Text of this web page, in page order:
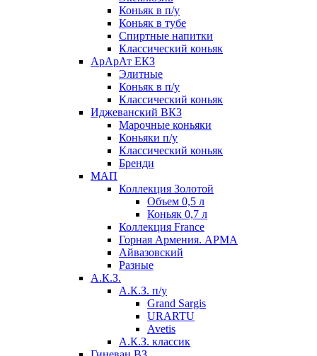
Коньяк в п/у
Коньяк в тубе
Спиртные напитки
Классический коньяк
АрАрАт ЕКЗ
Элитные
Коньяк в п/у
Классический коньяк
Иджеванский ВКЗ
Марочные коньяки
Коньяки п/у
Классический коньяк
Бренди
МАП
Коллекция Золотой
Объем 0,5 л
Коньяк 0,7 л
Коллекция France
Горная Армения. АРМА
Айвазовский
Разные
А.К.З.
А.К.З. п/у
Grand Sargis
URARTU
Avetis
А.К.З. классик